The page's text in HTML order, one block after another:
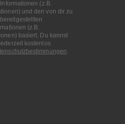
(z.B.
und den von dir zu
(z.B.
basiert. Du kannst
kostenlos
.